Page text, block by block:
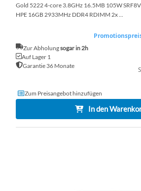
Gold 5222 4-core 3.8GHz 16.5MB 105W
HPE 16GB 2933MHz DDR4 RDIMM 2x ...
Zur Abholungsogar in 2h
Auf Lager 1
Garantie 36 Monate
Zum Preisangebot hinzufügen
In den